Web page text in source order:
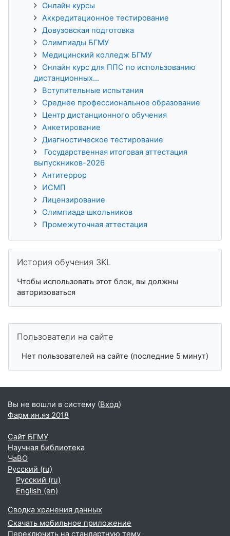
Онлайн курсы
Аккредитационное тестирование
Довузовская подготовка
Олимпиады БГМУ
Медицинский колледж БГМУ
Онлайн курс для ППС по использованию
дистанционных...
Вступительные испытания
Среднее профессиональное образование
Центр дистанционного обучения
Анкетирование
Диагностическое тестирование
Государственная итоговая аттестация
выпускников-2026
Антитеррор
ИСМП
Лицензирование
Олимпиада школьников
Промежуточная аттестация
История обучения 3KL
Чтобы использовать этот блок, вы должны
авторизоваться
Пользователи на сайте
Нет пользователей на сайте (последние 5 минут)
Вы не вошли в систему (Вход)
Фарм ин.яз 2018
Сайт БГМУ
Научная библиотека
ЧаВО
Русский ‎(ru)‎
Русский ‎(ru)‎
English ‎(en)‎
Сводка хранения данных
Скачать мобильное приложение
Переключить на стандартную тему